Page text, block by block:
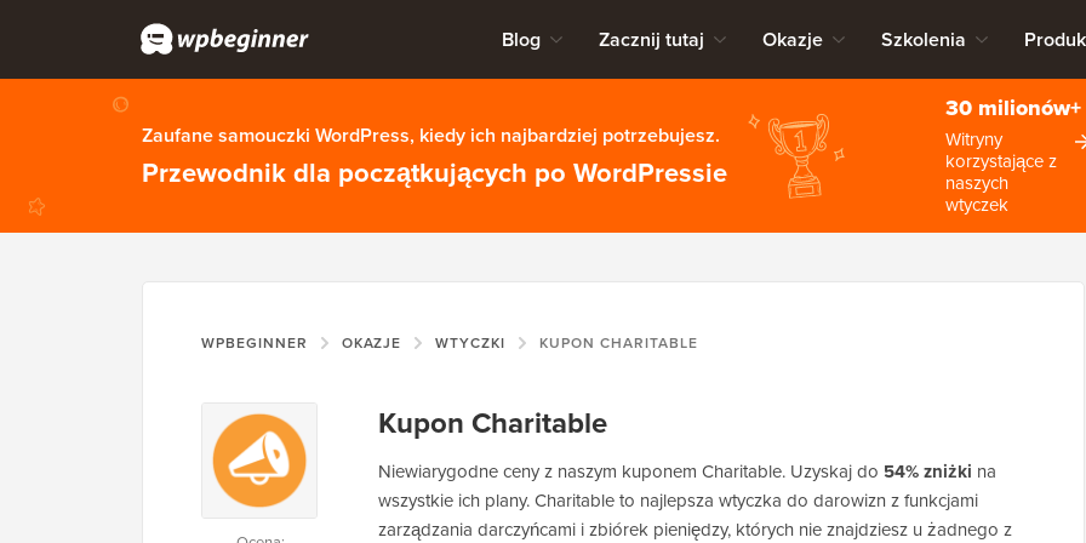
Blog Zacznij tutaj Okazje Szkolenia
Zaufane samouczki WordPress, kiedy ich najbardziej potrzebujesz.
Przewodnik dla początkujących po WordPressie
30 milionów+
Witryny
korzystające z
naszych
wtyczek
WPBEGINNER OKAZJE WTYCZKI KUPON CHARITABLE
Kupon Charitable
Niewiarygodne ceny z naszym kuponem Charitable. Uzyskaj do 54% zniżki na
wszystkie ich plany. Charitable to najlepsza wtyczka do darowizn z funkcjami
zarządzania darczyńcami i zbiórek pieniędzy, których nie znajdziesz u żadnego z